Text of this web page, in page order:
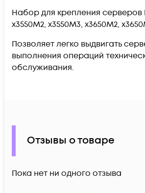
Набор для крепления серверов
x3550M2, x3550M3, x3650M2,
Позволяет легко выдвигать
выполнения операций
обслуживания.
Отзывы о товаре
Пока нет ни одного отзыва